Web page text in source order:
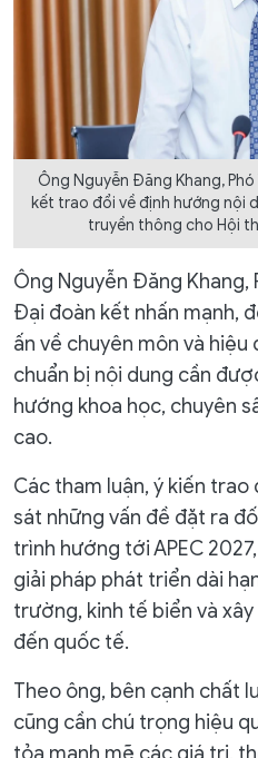
Ông Nguyễn Đăng Khang,
kết trao đổi về định hướng nội
truyền thông cho Hội
Ông Nguyễn Đăng Khang,
Đại đoàn kết nhấn mạnh,
ấn về chuyên môn và
chuẩn bị nội dung cần
hướng khoa học, chuyên
cao.
Các tham luận, ý kiến
sát những vấn đề đặt ra
trình hướng tới APEC
giải pháp phát triển dài
trường, kinh tế biển và
đến quốc tế.
Theo ông, bên cạnh chất
cũng cần chú trọng hiệu